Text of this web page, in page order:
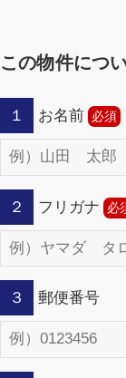
この物件につ
１ お名前
２ フリガナ
３ 郵便番号